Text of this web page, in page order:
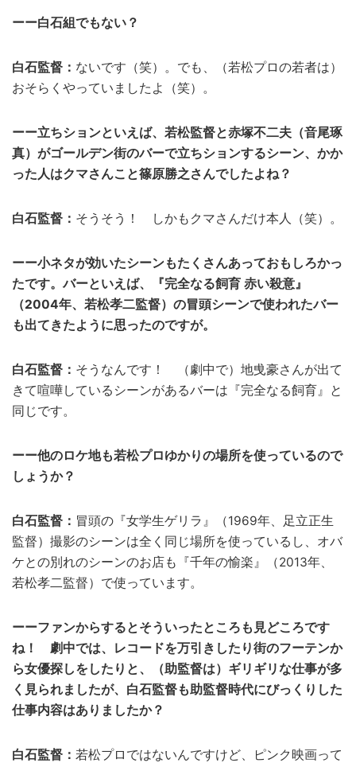
ーー白石組でもない？
白石監督： ないです（笑）。でも、（若松プロの若者は）
おそらくやっていましたよ（笑）。
ーー立ちションといえば、若松監督と赤塚不二夫（音尾琢
真）がゴールデン街のバーで立ちションするシーン、かか
った人はクマさんこと篠原勝之さんでしたよね？
白石監督： そうそう！ しかもクマさんだけ本人（笑）。
ーー小ネタが効いたシーンもたくさんあっておもしろかっ
たです。バーといえば、『完全なる飼育 赤い殺意』
（2004年、若松孝二監督）の冒頭シーンで使われたバー
も出てきたように思ったのですが。
白石監督： そうなんです！ （劇中で）地曵豪さんが出て
きて喧嘩しているシーンがあるバーは『完全なる飼育』と
同じです。
ーー他のロケ地も若松プロゆかりの場所を使っているので
しょうか？
白石監督： 冒頭の『女学生ゲリラ』（1969年、足立正生
監督）撮影のシーンは全く同じ場所を使っているし、オバ
ケとの別れのシーンのお店も『千年の愉楽』（2013年、
若松孝二監督）で使っています。
ーーファンからするとそういったところも見どころです
ね！ 劇中では、レコードを万引きしたり街のフーテンか
ら女優探しをしたりと、（助監督は）ギリギリな仕事が多
く見られましたが、白石監督も助監督時代にびっくりした
仕事内容はありましたか？
白石監督： 若松プロではないんですけど、ピンク映画って